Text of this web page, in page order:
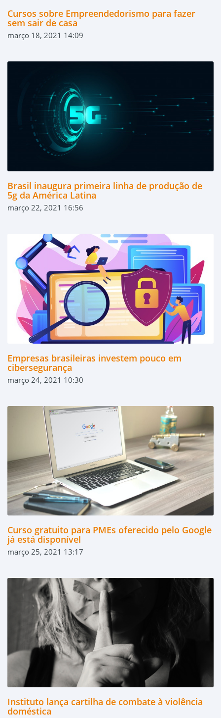
Cursos sobre Empreendedorismo para fazer
sem sair de casa
março 18, 2021 14:09
Brasil inaugura primeira linha de produção de
5g da América Latina
março 22, 2021 16:56
Empresas brasileiras investem pouco em
cibersegurança
março 24, 2021 10:30
Curso gratuito para PMEs oferecido pelo Google
já está disponível
março 25, 2021 13:17
Instituto lança cartilha de combate à violência
doméstica